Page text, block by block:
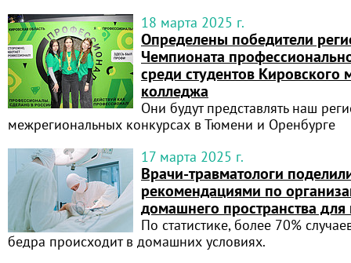
18 марта 2025 г.
Определены победители
Чемпионата
среди студентов Кировского
колледжа
Они будут представлять наш
межрегиональных конкурсах в Тюмени и Оренбурге
17 марта 2025 г.
Врачи-травматологи
рекомендациями по
домашнего пространства
По статистике, более 70%
бедра происходит в домашних условиях.